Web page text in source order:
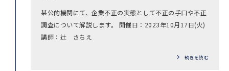
某公的機関にて、企業不正の実態として不正の手口や不正
調査について解説します。 開催日：2023年10月17日(火)
講師：辻 さちえ
続きを読む